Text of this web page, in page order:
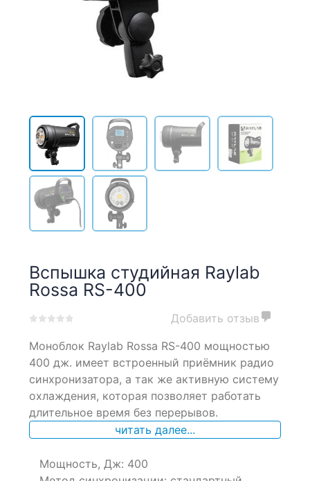
Вспышка студийная Raylab
Rossa RS-400
out
of
on
customer
ratings
Добавить отзыв
Моноблок Raylab Rossa RS-400 мощностью
400 дж. имеет встроенный приёмник радио
синхронизатора, а так же активную систему
охлаждения, которая позволяет работать
длительное время без перерывов.
читать далее...
Мощность, Дж: 400